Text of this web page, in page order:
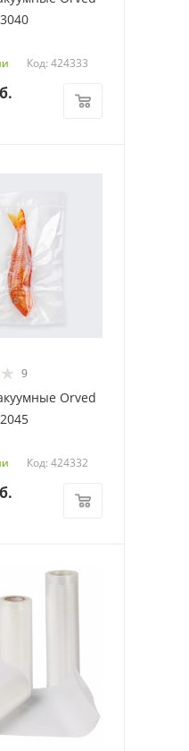
Код: 424333
9
Orved
Код: 424332